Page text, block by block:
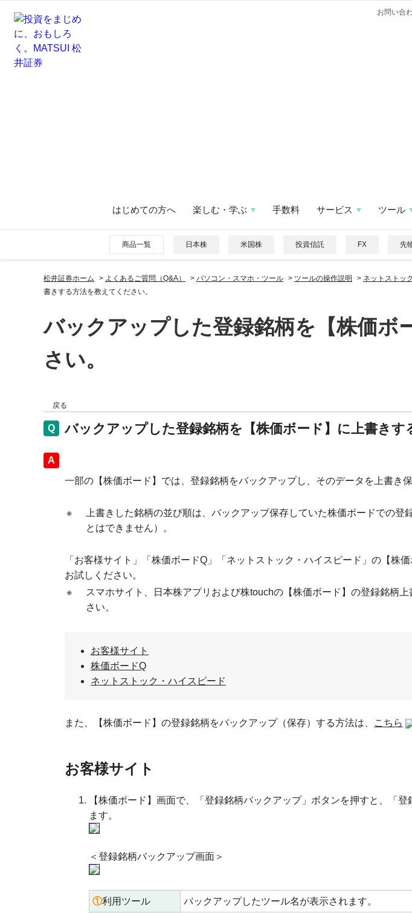
お問い合
はじめての方へ 楽しむ・学ぶ 手数料 サービス ツール
商品一覧 日本株 米国株 投資信託 FX 先
松井証券ホーム > よくあるご質問（Q&A） > パソコン・スマホ・ツール > ツールの操作説明 > ネットストッ
書きする方法を教えてください。
バックアップした登録銘柄を【株価ボ
さい。
戻る
バックアップした登録銘柄を【株価ボード】に上書きす
回答
一部の【株価ボード】では、登録銘柄をバックアップし、そのデータを上書き
※
上書きした銘柄の並び順は、バックアップ保存していた株価ボードでの登
とはできません）。
「お客様サイト」「株価ボードQ」「ネットストック・ハイスピード」の【株
お試しください。
※
スマホサイト、日本株アプリおよび株touchの【株価ボード】の登録銘柄上
さい。
お客様サイト
株価ボードQ
ネットストック・ハイスピード
また、【株価ボード】の登録銘柄をバックアップ（保存）する方法は、 こちら
お客様サイト
【株価ボード】画面で、「登録銘柄バックアップ」ボタンを押すと、「
ます。
＜登録銘柄バックアップ画面＞
①利用ツール バックアップしたツール名が表示されます。